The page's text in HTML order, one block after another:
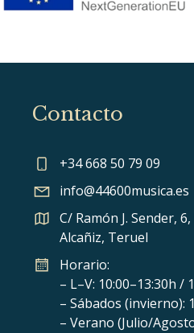
Contacto
+34 668 50 79 09
info@44600musica.es
C/ Ramón J. Sender,
Alcañiz, Teruel
Horario:
– L–V: 10:00–13:30h /
– Sábados (invierno):
– Verano (Julio/